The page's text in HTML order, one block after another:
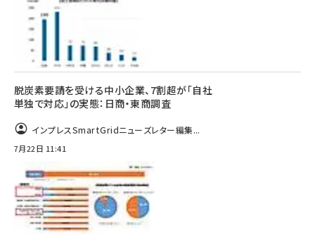
脱炭素要請を受ける中小企業、7割超が「自社
単独で対応」の実態：日商・東商調査
インプレスSmartGridニューズレター編集...
7月22日 11:41